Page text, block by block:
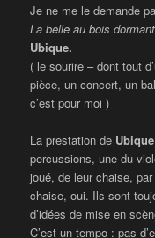
Je ne me le demande
La belle au bois dormant
Ubique.
( le sourire – dont tout
pièce, un concert, un
c’est pour moi )
La prestation de Ubique
percussions, une du
joué, de leur chaise,
chaise, oui. Ils sont
d’idées de mise en
C’est un tempo : pas